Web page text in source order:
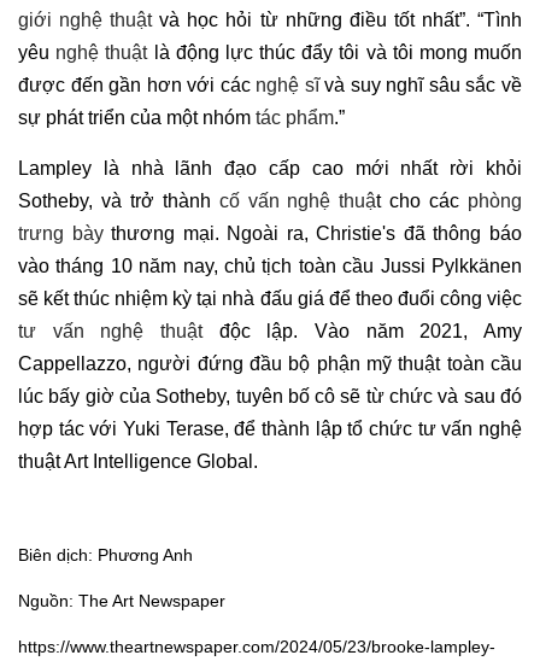
giới nghệ thuậtvà học hỏi từ những điều tốt nhất”. “Tình
yêu nghệ thuậtlà động lực thúc đẩy tôi và tôi mong muốn
được đến gần hơn với các nghệ sĩvà suy nghĩ sâu sắc về
sự phát triển của một nhóm tác phẩm.”
Lampley là nhà lãnh đạo cấp cao mới nhất rời khỏi
Sotheby, và trở thành cố vấn nghệ thuật cho các phòng
trưng bàythương mại. Ngoài ra, Christie's đã thông báo
vào tháng 10 năm nay, chủ tịch toàn cầu Jussi Pylkkänen
sẽ kết thúc nhiệm kỳ tại nhà đấu giá để theo đuổi công việc
tư vấn nghệ thuậtđộc lập. Vào năm 2021, Amy
Cappellazzo, người đứng đầu bộ phận mỹ thuật toàn cầu
lúc bấy giờ của Sotheby, tuyên bố cô sẽ từ chức và sau đó
hợp tác với Yuki Terase, để thành lập tổ chức tư vấn nghệ
thuật Art Intelligence Global.
Biên dịch: Phương Anh
Nguồn: The Art Newspaper
https://www.theartnewspaper.com/2024/05/23/brooke-lampley-